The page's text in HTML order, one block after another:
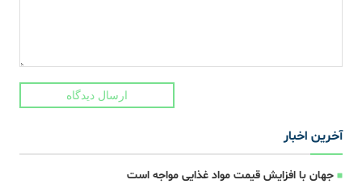
ارسال دیدگاه
آخرین اخبار
جهان با افزایش قیمت مواد غذایی مواجه است